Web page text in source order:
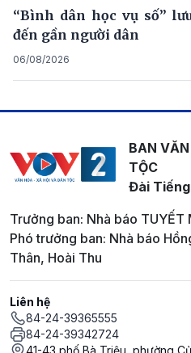
“Bình dân học vụ số”
đến gần người dân
06/08/2026
BAN
TỘC
Đài
Trưởng ban: Nhà báo TUYẾT
Phó trưởng ban: Nhà báo
Thân, Hoài Thu
Liên hệ
84-24-39365555
84-24-39342724